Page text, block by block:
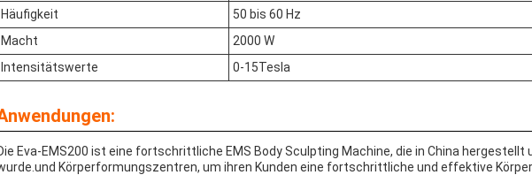
Häufigkeit
50 bis 60 Hz
Macht
2000 W
Intensitätswerte
0-15Tesla
Eva-EMS200 ist eine fortschrittliche EMS Body Sculpting Machine, die in China hergestellt
Körperformungszentren, um ihren Kunden eine fortschrittliche und effektive